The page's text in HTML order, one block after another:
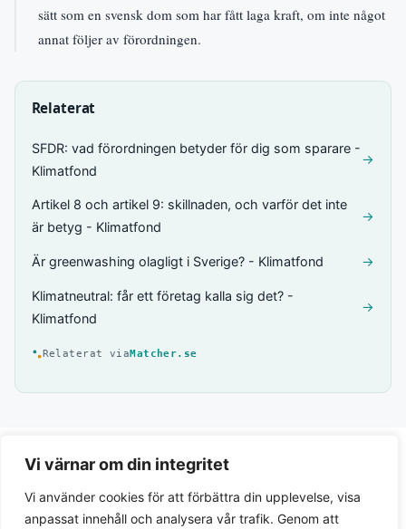
Vi värnar om din integritet
Vi använder cookies för att förbättra din upplevelse, visa
anpassat innehåll och analysera vår trafik. Genom att
sätt som en svensk dom som har fått laga kraft, om inte något
annat följer av förordningen.
Relaterat
SFDR: vad förordningen betyder för dig som sparare -
Klimatfond
→
Artikel 8 och artikel 9: skillnaden, och varför det inte
är betyg - Klimatfond
→
Är greenwashing olagligt i Sverige? - Klimatfond →
Klimatneutral: får ett företag kalla sig det? -
Klimatfond
→
Relaterat viaMatcher.se